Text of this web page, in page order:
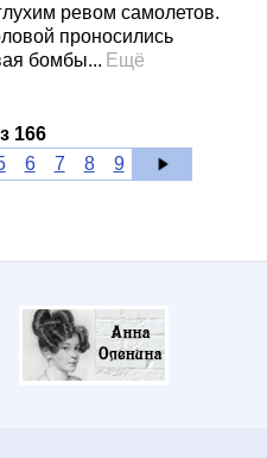
ревом самолетов.
проносились
бомбы... Ещё
166
6 7 8 9